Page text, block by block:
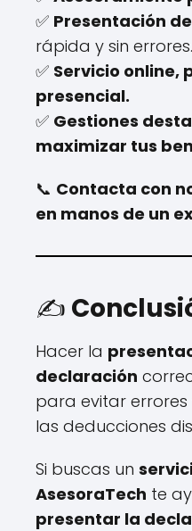
✅ Presentación
rápida y sin errores.
✅ Servicio online,
presencial.
✅ Gestiones
maximizar tus
📞 Contacta con
en manos de un
✍️
Hacer la
declaración
para evitar
las deducciones
Si buscas un
AsesoraTech te
presentar la